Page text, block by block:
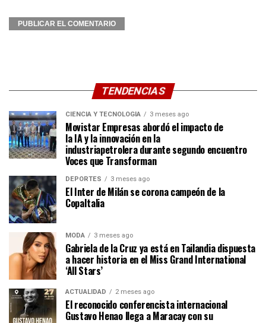
TENDENCIAS
CIENCIA Y TECNOLOGÍA 3 meses ago
Movistar Empresas abordó el impacto de
la IA y la innovación en la
industriapetrolera durante segundo encuentro
Voces que Transforman
DEPORTES 3 meses ago
El Inter de Milán se corona campeón de la
CopaItalia
MODA 3 meses ago
Gabriela de la Cruz ya está en Tailandia dispuesta
a hacer historia en el Miss Grand International
‘All Stars’
ACTUALIDAD 2 meses ago
El reconocido conferencista internacional
Gustavo Henao llega a Maracay con su